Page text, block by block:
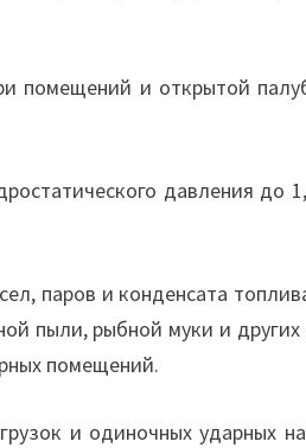
помещений и открытой
давления до
паров и конденсата
пыли, рыбной муки и
помещений.
и одиночных ударных